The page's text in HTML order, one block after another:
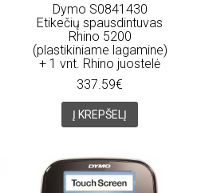
Dymo S0841430
Etikečių spausdintuvas
Rhino 5200
(plastikiniame lagamine)
+ 1 vnt. Rhino juostelė
337.59€
Į KREPŠELĮ